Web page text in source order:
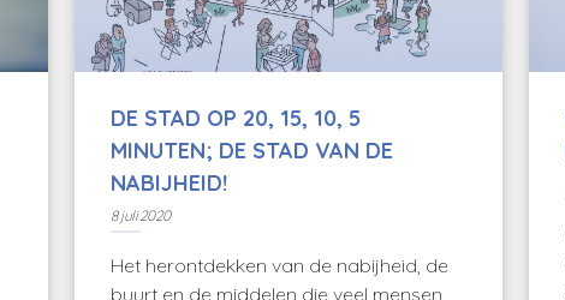
DE STAD OP 20, 15, 10, 5
MINUTEN; DE STAD VAN DE
NABIJHEID!
8 juli 2020
Het herontdekken van de nabijheid, de
buurt en de middelen die veel mensen